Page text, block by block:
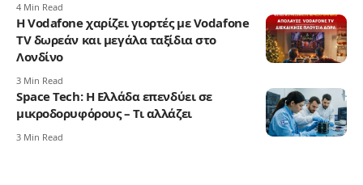
4 Min Read
Η Vodafone χαρίζει γιορτές με Vodafone
TV δωρεάν και μεγάλα ταξίδια στο
Λονδίνο
3 Min Read
Space Tech: Η Ελλάδα επενδύει σε
μικροδορυφόρους – Τι αλλάζει
3 Min Read